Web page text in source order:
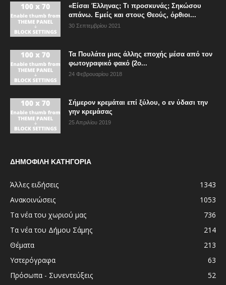
«Είσαι Έλληνας; Τι προσκυνάς; Σηκώσου
απάνω. Εμείς και στους Θεούς, όρθιοι...
30 Σεπτεμβρίου 2021
Τα Πουλάτα μιας άλλης εποχής μέσα από τον
φωτογραφικό φακό (2ο...
24 Φεβρουαρίου 2018
Σήμερον κρεμάται επί ξύλου, ο εν ύδασι την
γην κρεμάσας
25 Απριλίου 2019
ΔΗΜΟΦΙΛΗ ΚΑΤΗΓΟΡΙΑ
Άλλες ειδήσεις
1343
Ανακοινώσεις
1053
Τα νέα του χωριού μας
736
Τα νέα του Δήμου Σάμης
214
Θέματα
213
Υστερόγραφα
63
Πρόσωπα - Συνεντεύξεις
52